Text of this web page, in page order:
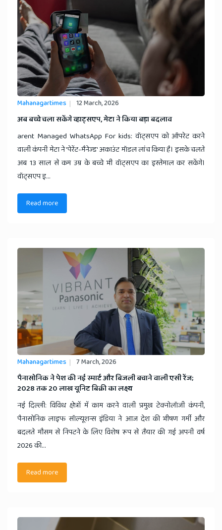
Mahanagartimes 12 March, 2026
​अब बच्चे चला सकेंगे व्हाट्सएप, मेटा ने किया बड़ा बदलाव
arent Managed WhatsApp For kids: वॉट्सएप को ऑपरेट करने
वाली कंपनी मेटा ने 'पेरेंट-मैनेज्ड' अकाउंट मॉडल लांच किया है। इसके चलते
अब 13 साल से कम उम्र के बच्चे भी वॉट्सएप का इस्तेमाल कर सकेंगे।
वॉट्सएप इ...
Read more
Mahanagartimes 7 March, 2026
​पैनासोनिक ने पेश की नई स्मार्ट और बिजली बचाने वाली एसी रेंज;
2028 तक 20 लाख यूनिट बिक्री का लक्ष्य
नई दिल्ली: विविध क्षेत्रों में काम करने वाली प्रमुख टेक्नोलॉजी कंपनी,
पैनासोनिक लाइफ सॉल्यूशन्स इंडिया ने आज देश की भीषण गर्मी और
बदलते मौसम से निपटने के लिए विशेष रूप से तैयार की गई अपनी वर्ष
2026 की...
Read more